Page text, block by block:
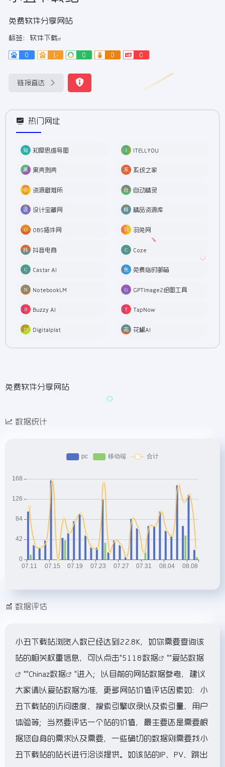
免费软件分享网站
标签： 软件下载
0 1- 0 0 0
链接直达
热门网址
知犀思维导图 ITELLYOU
果壳剥壳 系统之家
资源避难所 自动精灵
设计宝藏网 精品资源库
OBS插件网 羽兔网
抖音电商 Coze
Castar AI 免费临时邮箱
NotebookLM GPTImage2绘图工具
Buzzy AI TapNow
Digitalplat 花椒AI
免费软件分享网站
数据统计
数据评估
小丑下载站浏览人数已经达到22.8K，如你需要查询该
站的相关权重信息，可以点击"5118数据 ""爱站数据
""Chinaz数据
"进入；以目前的网站数据参考，建议
大家请以爱站数据为准，更多网站价值评估因素如：小
丑下载站的访问速度、搜索引擎收录以及索引量、用户
体验等；当然要评估一个站的价值，最主要还是需要根
据您自身的需求以及需要，一些确切的数据则需要找小
丑下载站的站长进行洽谈提供。如该站的IP、PV、跳出